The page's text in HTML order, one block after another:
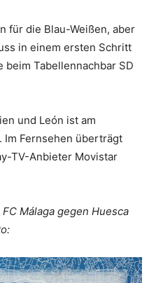
für die Blau-Weißen, aber
in einem ersten Schritt
beim Tabellennachbar SD
und León ist am
Im Fernsehen überträgt
TV-Anbieter Movistar
Málaga gegen Huesca